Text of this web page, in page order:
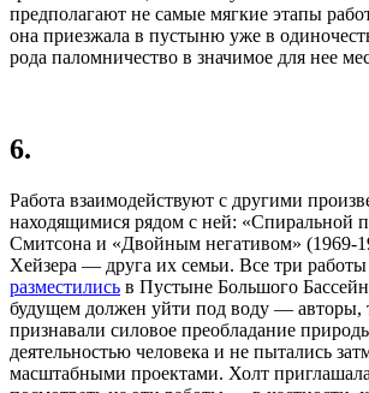
предполагают не самые мягкие этапы
она приезжала в пустыню уже в
рода паломничество в значимое для нее
6.
Работа взаимодействуют с другими
находящимися рядом с ней: «Спиральной
Смитсона и «Двойным негативом» (1969-
Хейзера — друга их семьи. Все три работы
разместились в Пустыне Большого
будущем должен уйти под воду — авторы,
признавали силовое преобладание
деятельностью человека и не пытались
масштабными проектами. Холт